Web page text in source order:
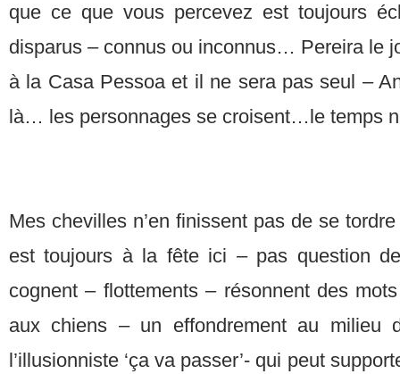
que ce que vous percevez est toujours
disparus – connus ou inconnus… Pereira le
à la Casa Pessoa et il ne sera pas seul –
là… les personnages se croisent…le temps
Mes chevilles n’en finissent pas de se
est toujours à la fête ici – pas question
cognent – flottements – résonnent des
aux chiens – un effondrement au
l’illusionniste ‘ça va passer’- qui peut